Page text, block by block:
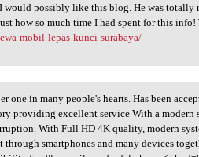
I
would possibly like this blog. He was
how so much time I had spent for this info!
mobil-lepas-kunci-surabaya/
one in many people's hearts. Has been
providing excellent service With a modern
With Full HD 4K quality, modern
through smartphones and many devices